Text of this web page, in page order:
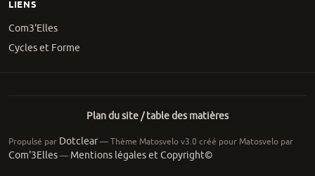
LIENS
Com3'Elles
Cycles et Forme
Plan du site / table des matières
Propulsé par Dotclear— Thème Matosvelo v3.0 créé pour Matosvelo par
Com'3Elles— Mentions légales et Copyright©